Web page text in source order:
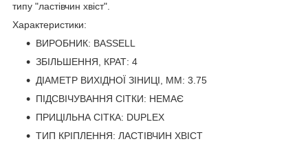
типу "ластівчин хвіст".
Характеристики:
ВИРОБНИК: BASSELL
ЗБІЛЬШЕННЯ, КРАТ: 4
ДІАМЕТР ВИХІДНОЇ ЗІНИЦІ, ММ: 3.75
ПІДСВІЧУВАННЯ СІТКИ: НЕМАЄ
ПРИЦІЛЬНА СІТКА: DUPLEX
ТИП КРІПЛЕННЯ: ЛАСТІВЧИН ХВІСТ